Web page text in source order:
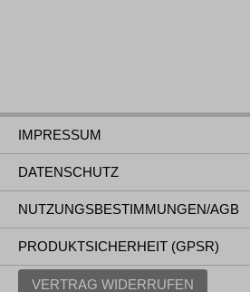
IMPRESSUM
DATENSCHUTZ
NUTZUNGSBESTIMMUNGEN/AGB
PRODUKTSICHERHEIT (GPSR)
VERTRAG WIDERRUFEN